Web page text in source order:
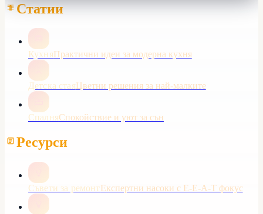
Статии
КухняПрактични идеи за модерна кухня
Детска стаяЦветни решения за най-малките
СпалняСпокойствие и уют за сън
Ресурси
Съвети за ремонтЕкспертни насоки с E-E-A-T фокус